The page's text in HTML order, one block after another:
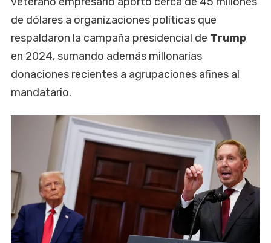
de dólares a organizaciones políticas que
respaldaron la campaña presidencial de Trump
en 2024, sumando además millonarias
donaciones recientes a agrupaciones afines al
mandatario.